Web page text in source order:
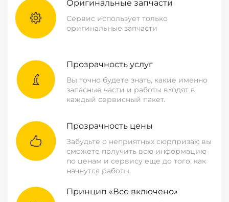
Оригинальные запчасти
Сервис использует только
оригинальные запчасти
Прозрачность услуг
Вы точно будете знать, какие именно
запасные части и работы входят в
каждый сервисный пакет.
Прозрачность цены
Забудьте о неприятных сюрпризах: вы
сможете получить всю информацию
по ценам и сервису еще до того, как
начнутся работы.
Принцип «Все включено»